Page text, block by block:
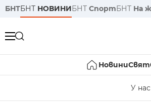
БНТБНТ НОВИНИБНТ СпортБНТ На
НовиниСвят
У нас